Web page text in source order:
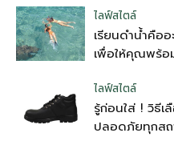
ไลฟ์สไตล์
เรียนดำน้ำคืออ
เพื่อให้คุณพร้
ไลฟ์สไตล์
รู้ก่อนใส่ ! วิธีเ
ปลอดภัยทุกส